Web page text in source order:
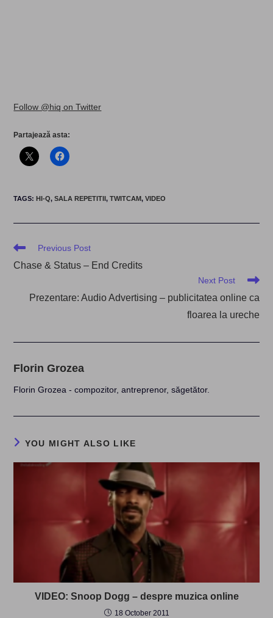
Follow @hiq on Twitter
Partajează asta:
TAGS:HI-Q, SALA REPETITII, TWITCAM, VIDEO
Read
articles
Previous Post
Chase & Status – End Credits
Next Post
Prezentare: Audio Advertising – publicitatea online ca
floarea la ureche
Florin Grozea
Florin Grozea - compozitor, antreprenor, săgetător.
YOU MIGHT ALSO LIKE
VIDEO: Snoop Dogg – despre muzica online
18 October 2011